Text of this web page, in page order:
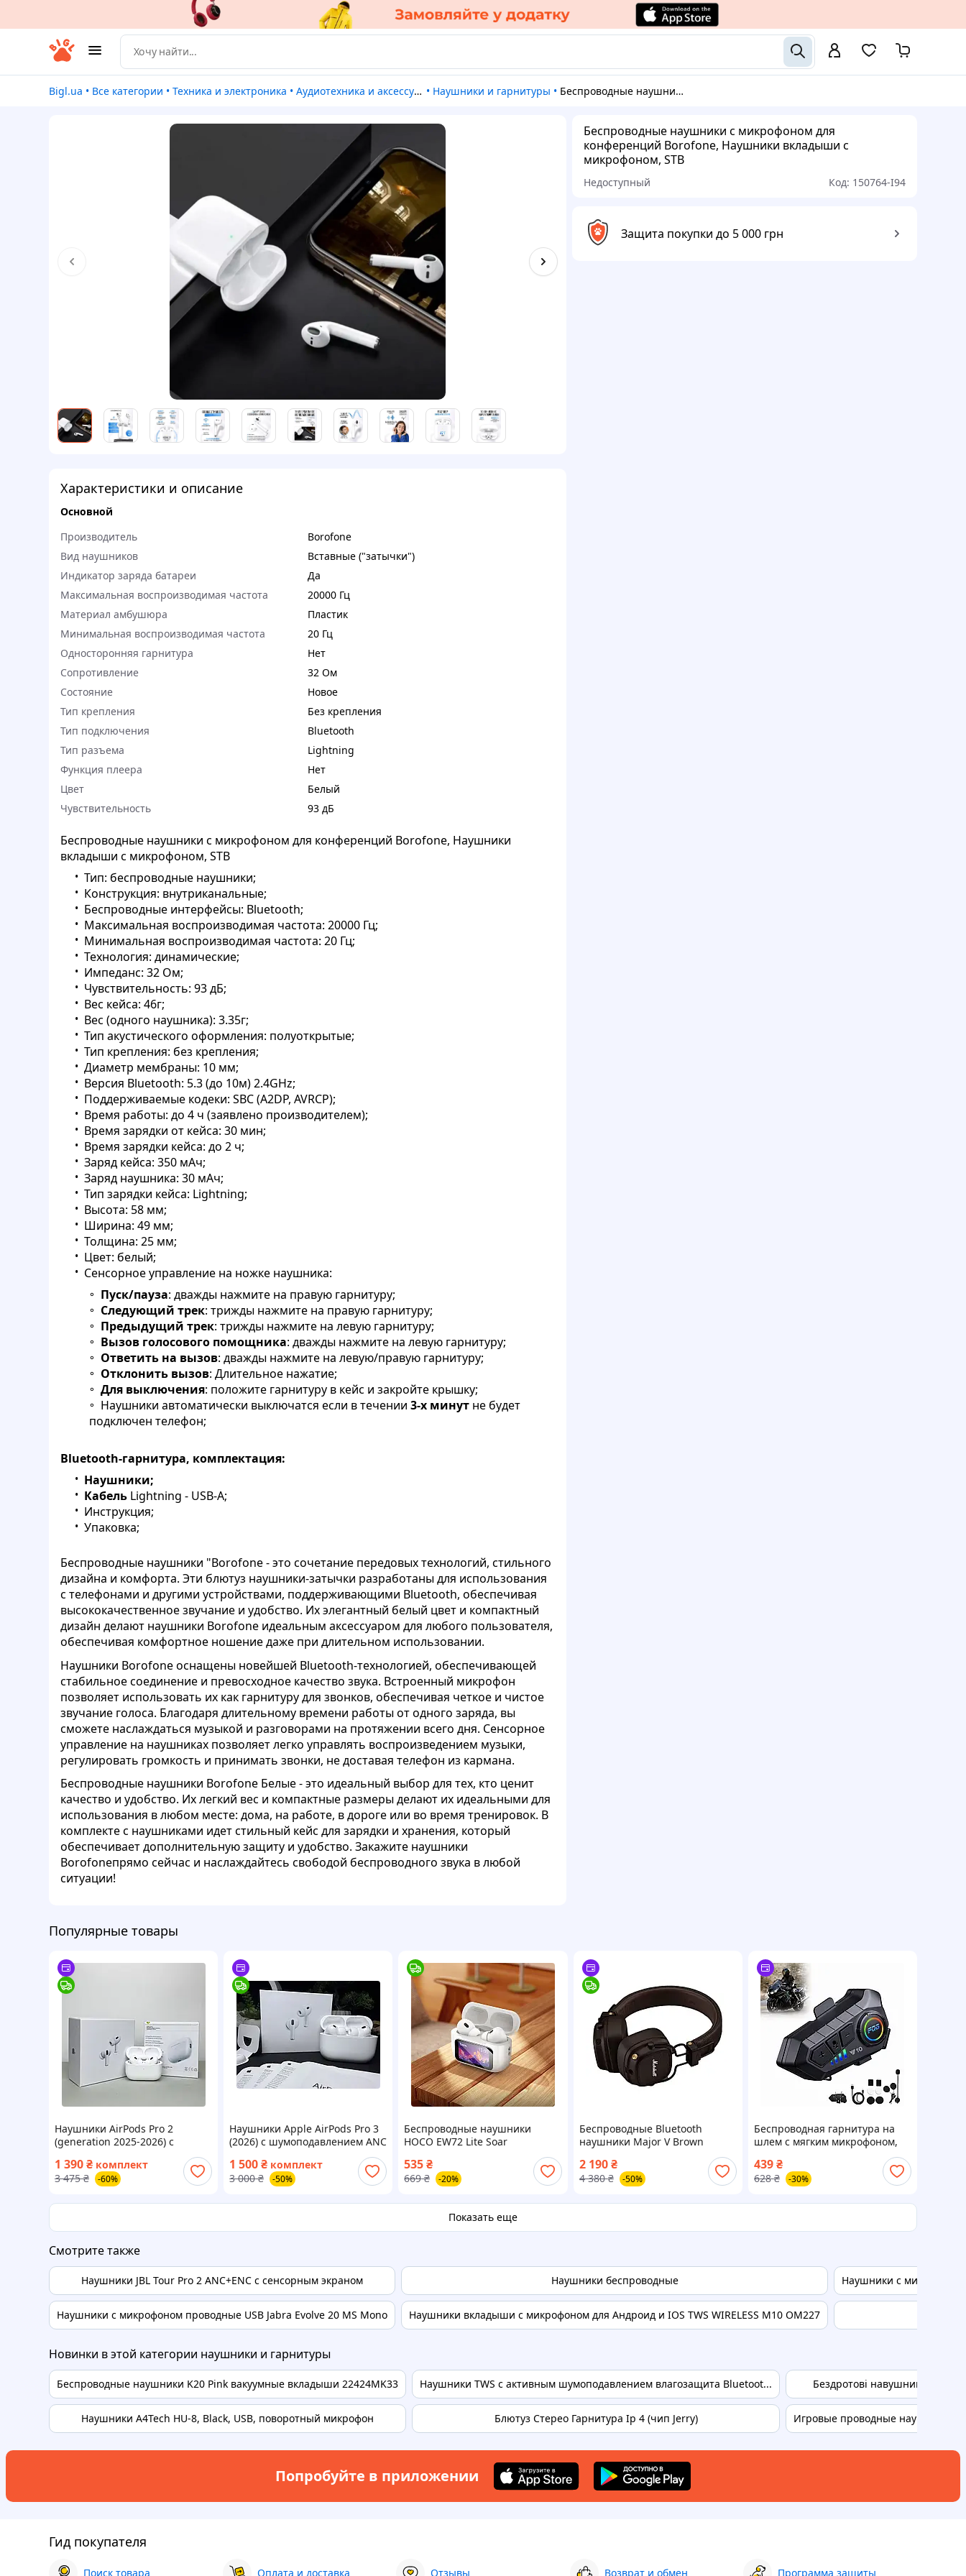
Bigl.ua • Все категории • Техника и электроника • Аудиотехника и аксессуары • Наушники и гарнитуры • Беспроводные наушники с микрофоном для конференций Borofone, Наушники вкладыши с микрофоном, STB
Беспроводные наушники с микрофоном для
конференций Borofone, Наушники вкладыши с
микрофоном, STB
Недоступный Код: 150764-I94
Защита покупки до 5 000 грн
Характеристики и описание
Основной
Производитель
Borofone
Вид наушников
Вставные ("затычки")
Индикатор заряда батареи
Да
Максимальная воспроизводимая частота
20000 Гц
Материал амбушюра
Пластик
Минимальная воспроизводимая частота
20 Гц
Односторонняя гарнитура
Нет
Сопротивление
32 Ом
Состояние
Новое
Тип крепления
Без крепления
Тип подключения
Bluetooth
Тип разъема
Lightning
Функция плеера
Нет
Цвет
Белый
Чувствительность
93 дБ
Беспроводные наушники с микрофоном для конференций Borofone, Наушники
вкладыши с микрофоном, STB
Тип: беспроводные наушники;
Конструкция: внутриканальные;
Беспроводные интерфейсы: Bluetooth;
Максимальная воспроизводимая частота: 20000 Гц;
Минимальная воспроизводимая частота: 20 Гц;
Технология: динамические;
Импеданс: 32 Ом;
Чувствительность: 93 дБ;
Вес кейса: 46г;
Вес (одного наушника): 3.35г;
Тип акустического оформления: полуоткрытые;
Тип крепления: без крепления;
Диаметр мембраны: 10 мм;
Версия Bluetooth: 5.3 (до 10м) 2.4GHz;
Поддерживаемые кодеки: SBC (A2DP, AVRCP);
Время работы: до 4 ч (заявлено производителем);
Время зарядки от кейса: 30 мин;
Время зарядки кейса: до 2 ч;
Заряд кейса: 350 мАч;
Заряд наушника: 30 мАч;
Тип зарядки кейса: Lightning;
Высота: 58 мм;
Ширина: 49 мм;
Толщина: 25 мм;
Цвет: белый;
Сенсорное управление на ножке наушника:
Пуск/пауза: дважды нажмите на правую гарнитуру;
Следующий трек: трижды нажмите на правую гарнитуру;
Предыдущий трек: трижды нажмите на левую гарнитуру;
Вызов голосового помощника: дважды нажмите на левую гарнитуру;
Ответить на вызов: дважды нажмите на левую/правую гарнитуру;
Отклонить вызов: Длительное нажатие;
Для выключения: положите гарнитуру в кейс и закройте крышку;
Наушники автоматически выключатся если в течении 3‑х минут не будет
подключен телефон;
Bluetooth-гарнитура, комплектация:
Наушники;
Кабель Lightning - USB-A;
Инструкция;
Упаковка;
Беспроводные наушники "Borofone - это сочетание передовых технологий, стильного
дизайна и комфорта. Эти блютуз наушники-затычки разработаны для использования
с телефонами и другими устройствами, поддерживающими Bluetooth, обеспечивая
высококачественное звучание и удобство. Их элегантный белый цвет и компактный
дизайн делают наушники Borofone идеальным аксессуаром для любого пользователя,
обеспечивая комфортное ношение даже при длительном использовании.
Наушники Borofone оснащены новейшей Bluetooth-технологией, обеспечивающей
стабильное соединение и превосходное качество звука. Встроенный микрофон
позволяет использовать их как гарнитуру для звонков, обеспечивая четкое и чистое
звучание голоса. Благодаря длительному времени работы от одного заряда, вы
сможете наслаждаться музыкой и разговорами на протяжении всего дня. Сенсорное
управление на наушниках позволяет легко управлять воспроизведением музыки,
регулировать громкость и принимать звонки, не доставая телефон из кармана.
Беспроводные наушники Borofone Белые - это идеальный выбор для тех, кто ценит
качество и удобство. Их легкий вес и компактные размеры делают их идеальными для
использования в любом месте: дома, на работе, в дороге или во время тренировок. В
комплекте с наушниками идет стильный кейс для зарядки и хранения, который
обеспечивает дополнительную защиту и удобство. Закажите наушники
Borofoneпрямо сейчас и наслаждайтесь свободой беспроводного звука в любой
ситуации!
Популярные товары
Наушники AirPods Pro 2
(generation 2025-2026) с
беспроводные аирподс про 2
кабель Type-C Lightning +
1 390₴ комплект
3 475 ₴ -60%
Наушники Apple AirPods Pro 3
(2026) с шумоподавлением ANC
и кабелем Type-C – последнее
поколение с новым дизайном
1 500₴ комплект
3 000 ₴ -50%
Беспроводные наушники
HOCO EW72 Lite Soar
Bluetooth 6942007651004
535₴
669 ₴ -20%
Беспроводные Bluetooth
наушники Major V Brown
2 190 ₴
4 380 ₴ -50%
Беспроводная гарнитура на
шлем с мягким микрофоном,
Bluetooth 5.3+аксессуары, Y10 /
Мотогарнитура / Гарнитура
блютуз в шлем
439₴
628 ₴ -30%
Показать еще
Смотрите также
Наушники JBL Tour Pro 2 ANC+ENC с сенсорным экраном
Наушники с микрофоном проводные USB Jabra Evolve 20 MS Mono
Наушники беспроводные
Наушники вкладыши с микрофоном для Андроид и IOS TWS WIRELESS M10 OM227
Наушники с
Новинки в этой категории наушники и гарнитуры
Беспроводные наушники K20 Pink вакуумные вкладыши 22424MK33
Наушники A4Tech HU-8, Black, USB, поворотный микрофон
Наушники TWS с активным шумоподавлением влагозащита Bluetoot...
Блютуз Стерео Гарнитура Ip 4 (чип Jerry)
Бездротові навушники TWS
Игровые проводные наушники
Попробуйте в приложении
Гид покупателя
Поиск товара Оплата и доставка Отзывы Возврат и обмен Программа защиты